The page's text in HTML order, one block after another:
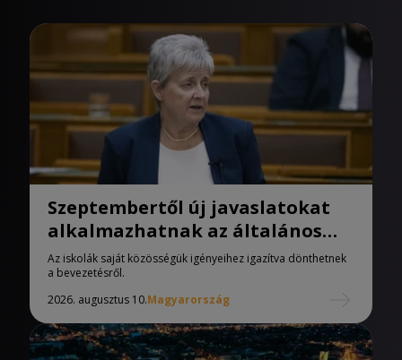
Szeptembertől új javaslatokat
alkalmazhatnak az általános
iskolák
Az iskolák saját közösségük igényeihez igazítva dönthetnek
a bevezetésről.
2026. augusztus 10.Magyarország